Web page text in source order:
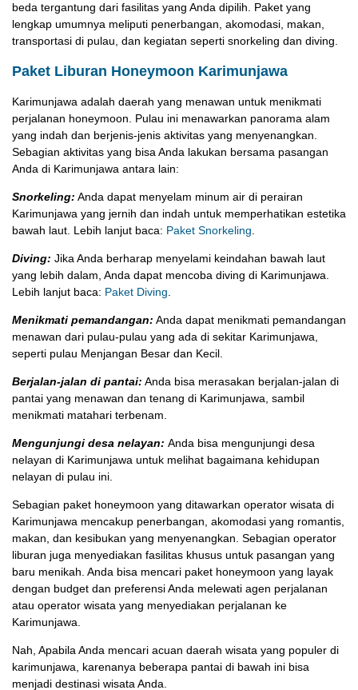
beda tergantung dari fasilitas yang Anda dipilih. Paket yang
lengkap umumnya meliputi penerbangan, akomodasi, makan,
transportasi di pulau, dan kegiatan seperti snorkeling dan diving.
Paket Liburan Honeymoon Karimunjawa
Karimunjawa adalah daerah yang menawan untuk menikmati
perjalanan honeymoon. Pulau ini menawarkan panorama alam
yang indah dan berjenis-jenis aktivitas yang menyenangkan.
Sebagian aktivitas yang bisa Anda lakukan bersama pasangan
Anda di Karimunjawa antara lain:
Snorkeling: Anda dapat menyelam minum air di perairan
Karimunjawa yang jernih dan indah untuk memperhatikan estetika
bawah laut. Lebih lanjut baca: Paket Snorkeling.
Diving: Jika Anda berharap menyelami keindahan bawah laut
yang lebih dalam, Anda dapat mencoba diving di Karimunjawa.
Lebih lanjut baca: Paket Diving.
Menikmati pemandangan: Anda dapat menikmati pemandangan
menawan dari pulau-pulau yang ada di sekitar Karimunjawa,
seperti pulau Menjangan Besar dan Kecil.
Berjalan-jalan di pantai: Anda bisa merasakan berjalan-jalan di
pantai yang menawan dan tenang di Karimunjawa, sambil
menikmati matahari terbenam.
Mengunjungi desa nelayan: Anda bisa mengunjungi desa
nelayan di Karimunjawa untuk melihat bagaimana kehidupan
nelayan di pulau ini.
Sebagian paket honeymoon yang ditawarkan operator wisata di
Karimunjawa mencakup penerbangan, akomodasi yang romantis,
makan, dan kesibukan yang menyenangkan. Sebagian operator
liburan juga menyediakan fasilitas khusus untuk pasangan yang
baru menikah. Anda bisa mencari paket honeymoon yang layak
dengan budget dan preferensi Anda melewati agen perjalanan
atau operator wisata yang menyediakan perjalanan ke
Karimunjawa.
Nah, Apabila Anda mencari acuan daerah wisata yang populer di
karimunjawa, karenanya beberapa pantai di bawah ini bisa
menjadi destinasi wisata Anda.